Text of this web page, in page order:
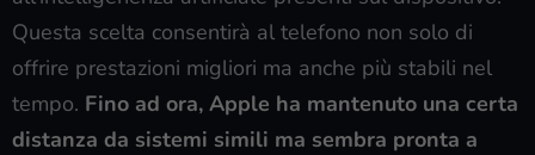
Questa scelta consentirà al telefono non solo di
offrire prestazioni migliori ma anche più stabili nel
tempo. Fino ad ora, Apple ha mantenuto una certa
distanza da sistemi simili ma sembra pronta a